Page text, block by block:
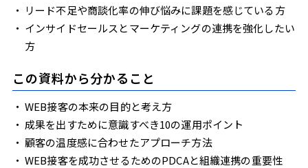
リード不足や商談化率の伸び悩みに課題を感じている方
インサイドセールスとマーケティングの連携を強化したい
方
この資料から分かること
WEB接客の本来の目的と考え方
成果を出すために意識すべき10の運用ポイント
顧客の温度感に合わせたアプローチ方法
WEB接客を成功させるためのPDCAと組織連携の重要性